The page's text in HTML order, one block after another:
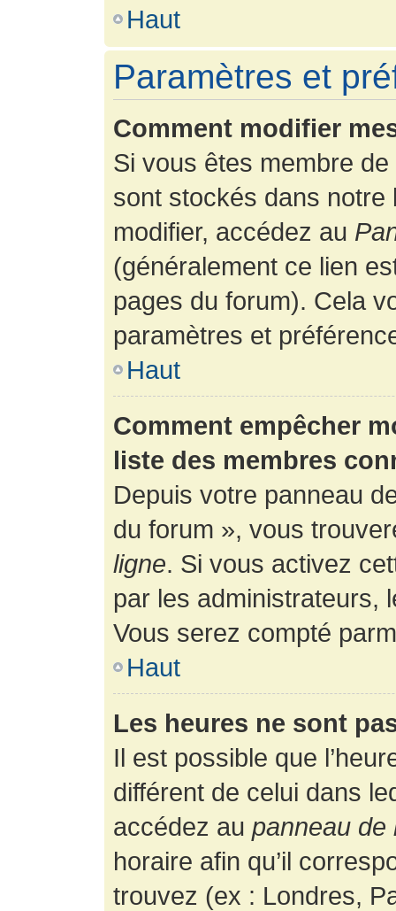
Haut
Paramètres et
Comment modifier
Si vous êtes membre
sont stockés dans
modifier, accédez au
(généralement ce lien
pages du forum). Cela
paramètres et
Haut
Comment empêcher
liste des membres
Depuis votre panneau
du forum », vous
ligne. Si vous activez
par les administrateurs,
Vous serez compté
Haut
Les heures ne sont
Il est possible que
différent de celui dans
accédez au panneau de
horaire afin qu’il
trouvez (ex : Londres,